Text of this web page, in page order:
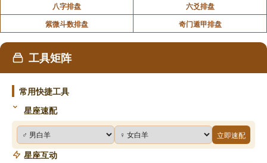
八字排盘
六爻排盘
紫微斗数排盘
奇门遁甲排盘
工具矩阵
常用快捷工具
星座速配
立即速配
星座互动